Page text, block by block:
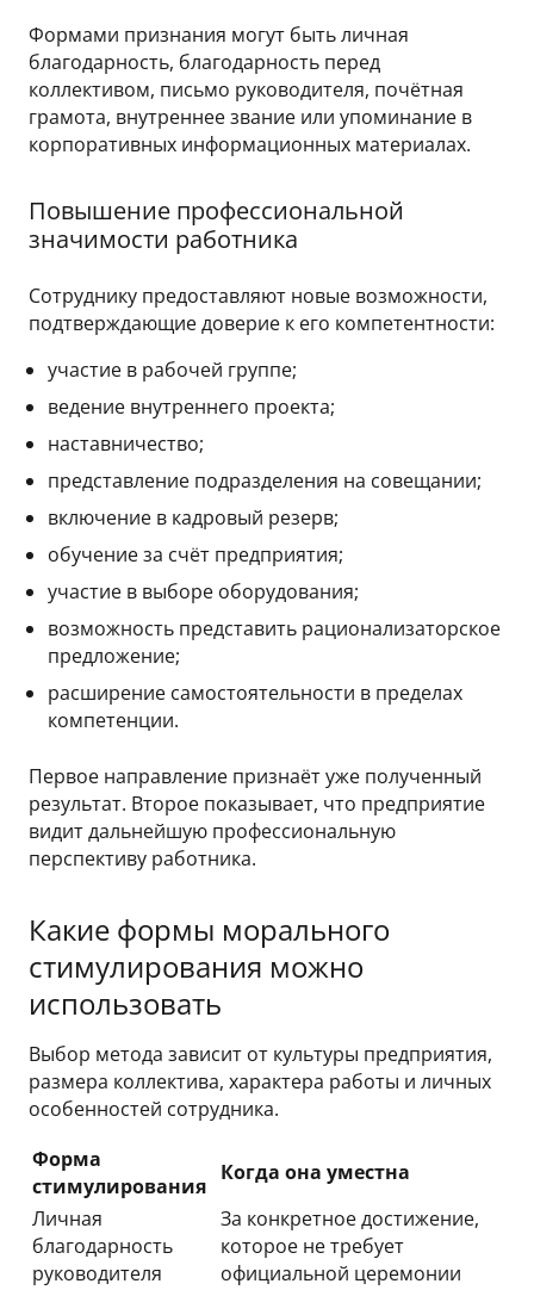
Формами признания могут быть личная
благодарность, благодарность перед
коллективом, письмо руководителя, почётная
грамота, внутреннее звание или упоминание в
корпоративных информационных материалах.
Повышение профессиональной
значимости работника
Сотруднику предоставляют новые возможности,
подтверждающие доверие к его компетентности:
участие в рабочей группе;
ведение внутреннего проекта;
наставничество;
представление подразделения на совещании;
включение в кадровый резерв;
обучение за счёт предприятия;
участие в выборе оборудования;
возможность представить рационализаторское
предложение;
расширение самостоятельности в пределах
компетенции.
Первое направление признаёт уже полученный
результат. Второе показывает, что предприятие
видит дальнейшую профессиональную
перспективу работника.
Какие формы морального
стимулирования можно
использовать
Выбор метода зависит от культуры предприятия,
размера коллектива, характера работы и личных
особенностей сотрудника.
Форма
стимулирования
Когда она уместна
Личная
благодарность
руководителя
За конкретное достижение,
которое не требует
официальной церемонии